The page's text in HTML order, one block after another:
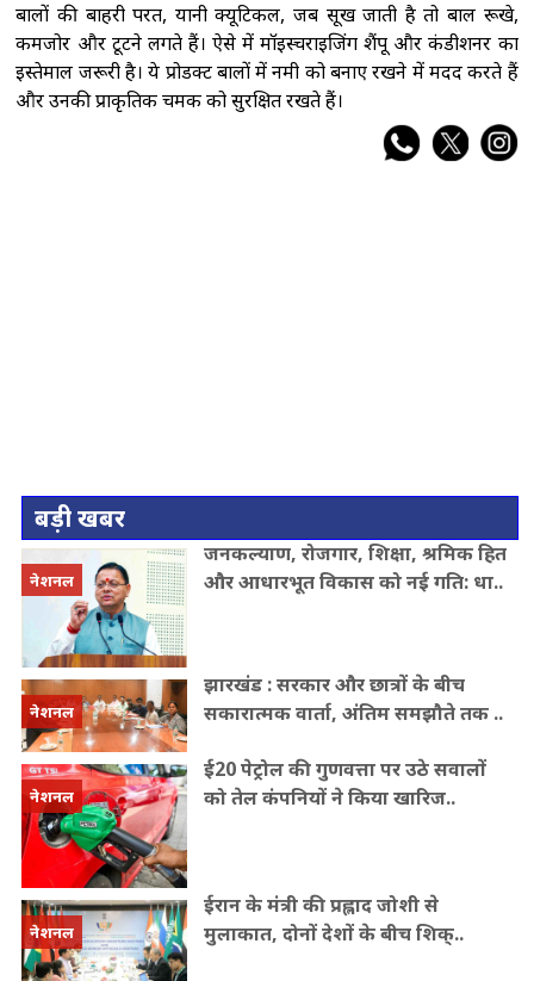
बालों की बाहरी परत, यानी क्यूटिकल, जब सूख जाती है तो बाल रूखे,
कमजोर और टूटने लगते हैं। ऐसे में मॉइस्चराइजिंग शैंपू और कंडीशनर का
इस्तेमाल जरूरी है। ये प्रोडक्ट बालों में नमी को बनाए रखने में मदद करते हैं
और उनकी प्राकृतिक चमक को सुरक्षित रखते हैं।
बड़ी खबर
नेशनल
जनकल्याण, रोजगार, शिक्षा, श्रमिक हित
और आधारभूत विकास को नई गति: धा..
नेशनल
झारखंड : सरकार और छात्रों के बीच
सकारात्मक वार्ता, अंतिम समझौते तक ..
नेशनल
ई20 पेट्रोल की गुणवत्ता पर उठे सवालों
को तेल कंपनियों ने किया खारिज..
नेशनल
ईरान के मंत्री की प्रह्लाद जोशी से
मुलाकात, दोनों देशों के बीच शिक्..